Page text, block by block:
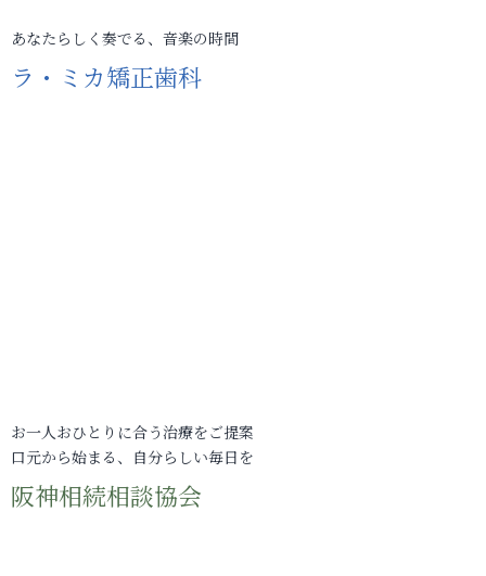
あなたらしく奏でる、音楽の時間
ラ・ミカ矯正歯科
お一人おひとりに合う治療をご提案
口元から始まる、自分らしい毎日を
阪神相続相談協会